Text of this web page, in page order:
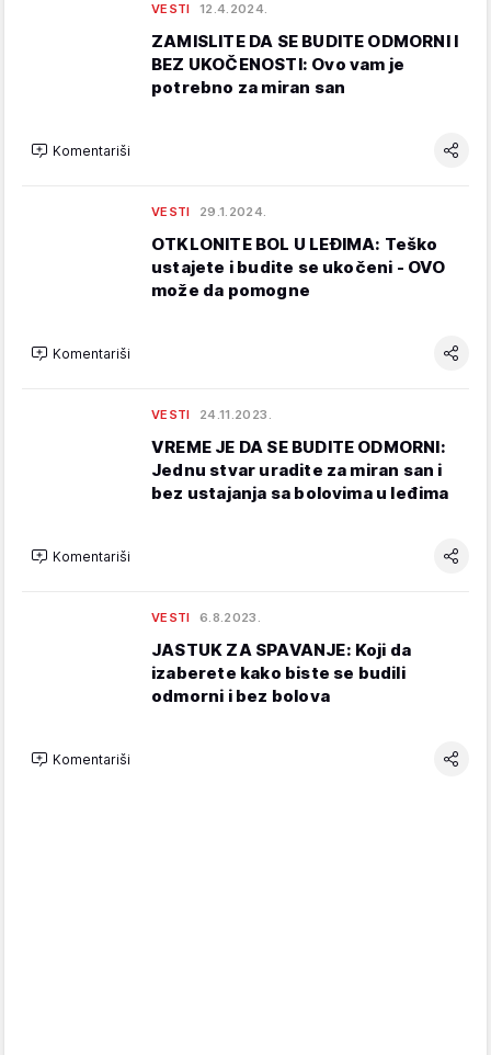
VESTI 12.4.2024.
ZAMISLITE DA SE BUDITE ODMORNI I
BEZ UKOČENOSTI: Ovo vam je
potrebno za miran san
Komentariši
VESTI 29.1.2024.
OTKLONITE BOL U LEĐIMA: Teško
ustajete i budite se ukočeni - OVO
može da pomogne
Komentariši
VESTI 24.11.2023.
VREME JE DA SE BUDITE ODMORNI:
Jednu stvar uradite za miran san i
bez ustajanja sa bolovima u leđima
Komentariši
VESTI 6.8.2023.
JASTUK ZA SPAVANJE: Koji da
izaberete kako biste se budili
odmorni i bez bolova
Komentariši